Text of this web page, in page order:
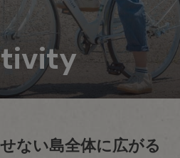
ない島全体に広がる